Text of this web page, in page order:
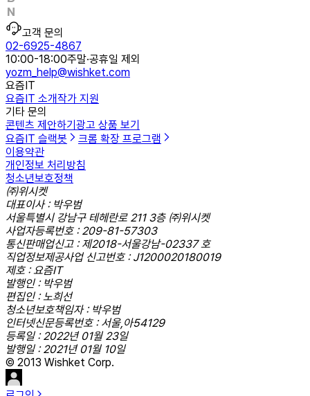
고객 문의
02-6925-4867
10:00-18:00주말·공휴일 제외
yozm_help@wishket.com
요즘IT
요즘IT 소개작가 지원
기타 문의
콘텐츠 제안하기 광고 상품 보기
요즘IT 슬랙봇
크롬 확장 프로그램
이용약관
개인정보 처리방침
청소년보호정책
㈜위시켓
대표이사 : 박우범
서울특별시 강남구 테헤란로 211 3층 ㈜위시켓
사업자등록번호 : 209-81-57303
통신판매업신고 : 제2018-서울강남-02337 호
직업정보제공사업 신고번호 : J1200020180019
제호 : 요즘IT
발행인 : 박우범
편집인 : 노희선
청소년보호책임자 : 박우범
인터넷신문등록번호 : 서울,아54129
등록일 : 2022년 01월 23일
발행일 : 2021년 01월 10일
© 2013 Wishket Corp.